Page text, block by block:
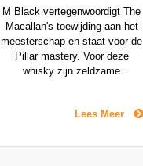
M Black vertegenwoordigt The
Macallan's toewijding aan het
meesterschap en staat voor de
Pillar mastery. Voor deze
whisky zijn zeldzame
zorgt voor een balans tussen
Macallan en een onverwachte
Lees Meer